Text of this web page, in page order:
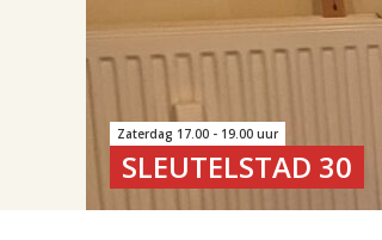
Zaterdag 17.00 - 19.00 uur
SLEUTELSTAD 30